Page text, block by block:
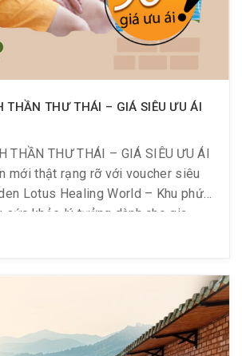
THẦN THƯ THÁI – GIÁ SIÊU ƯU ÁI
THẦN THƯ THÁI – GIÁ SIÊU ƯU ÁI
mới thật rạng rỡ với voucher siêu
Lotus Healing World – Khu phức
sức khỏe lý tưởng dành cho gia
đôi. Ngoài các dịch vụ làm đẹp